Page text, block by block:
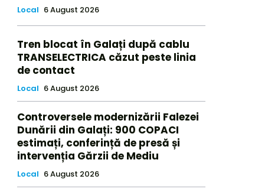
Local 6 August 2026
Tren blocat în Galați după cablu
TRANSELECTRICA căzut peste linia
de contact
Local 6 August 2026
Controversele modernizării Falezei
Dunării din Galați: 900 COPACI
estimați, conferință de presă și
intervenția Gărzii de Mediu
Local 6 August 2026